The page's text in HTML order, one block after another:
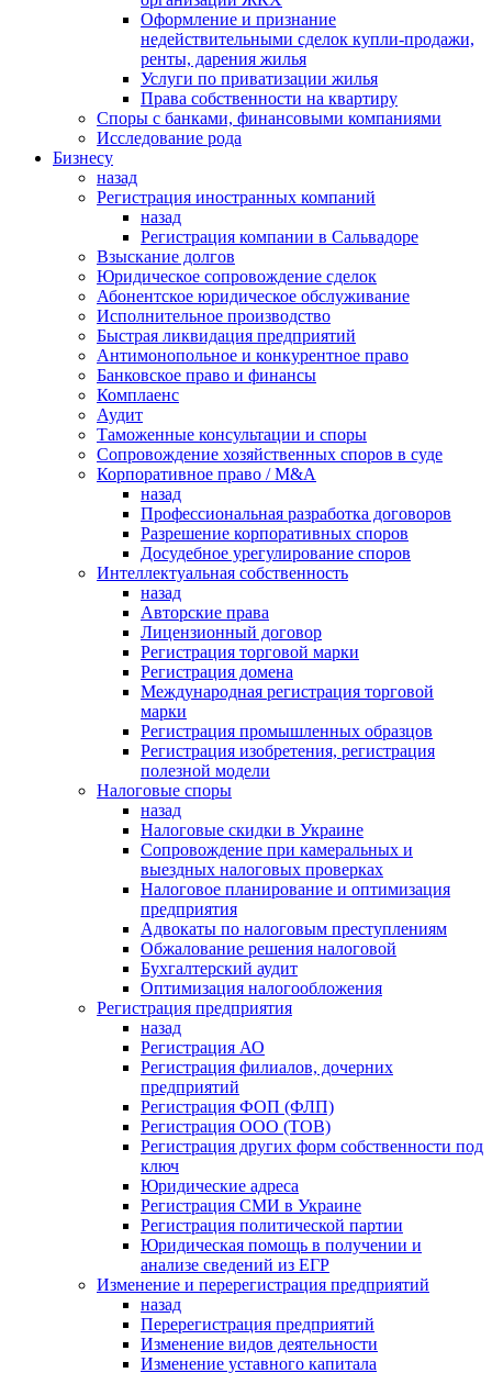
Оформление и признание
недействительными сделок купли-продажи,
ренты, дарения жилья
Услуги по приватизации жилья
Права собственности на квартиру
Cпоры с банками, финансовыми компаниями
Исследование рода
Бизнесу
назад
Регистрация иностранных компаний
назад
Регистрация компании в Сальвадоре
Взыскание долгов
Юридическое сопровождение сделок
Абонентское юридическое обслуживание
Исполнительное производство
Быстрая ликвидация предприятий
Антимонопольное и конкурентное право
Банковское право и финансы
Комплаенс
Аудит
Таможенные консультации и споры
Сопровождение хозяйственных споров в суде
Корпоративное право / M&A
назад
Профессиональная разработка договоров
Разрешение корпоративных споров
Досудебное урегулирование споров
Интеллектуальная собственность
назад
Авторские права
Лицензионный договор
Регистрация торговой марки
Регистрация домена
Международная регистрация торговой
марки
Регистрация промышленных образцов
Регистрация изобретения, регистрация
полезной модели
Налоговые споры
назад
Налоговые скидки в Украине
Сопровождение при камеральных и
выездных налоговых проверках
Налоговое планирование и оптимизация
предприятия
Адвокаты по налоговым преступлениям
Обжалование решения налоговой
Бухгалтерский аудит
Оптимизация налогообложения
Регистрация предприятия
назад
Регистрация АО
Регистрация филиалов, дочерних
предприятий
Регистрация ФОП (ФЛП)
Регистрация ООО (ТОВ)
Регистрация других форм собственности под
ключ
Юридические адреса
Регистрация СМИ в Украине
Регистрация политической партии
Юридическая помощь в получении и
анализе сведений из ЕГР
Изменение и перерегистрация предприятий
назад
Перерегистрация предприятий
Изменение видов деятельности
Изменение уставного капитала